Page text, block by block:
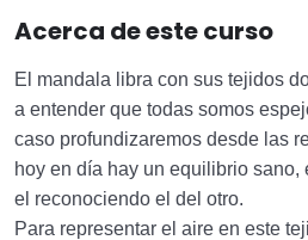
Acerca de este curso
El mandala libra con sus tejidos
a entender que todas somos
caso profundizaremos desde las
hoy en día hay un equilibrio
el reconociendo el del otro.
Para representar el aire en este